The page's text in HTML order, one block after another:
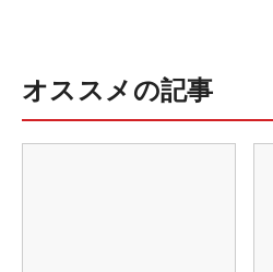
オススメの記事